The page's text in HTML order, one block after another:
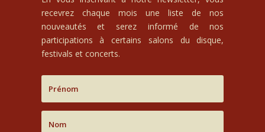
recevrez chaque mois une liste de nos
nouveautés et serez informé de nos
participations à certains salons du disque,
festivals et concerts.